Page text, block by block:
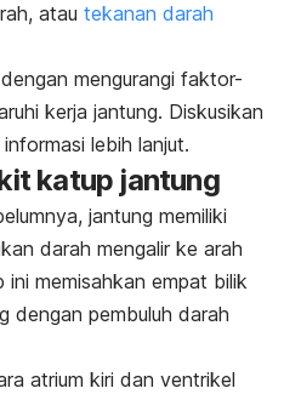
atau tekanan darah
mengurangi faktor-
kerja jantung. Diskusikan
lebih lanjut.
katup jantung
jantung memiliki
darah mengalir ke arah
memisahkan empat bilik
dengan pembuluh darah
atrium kiri dan ventrikel